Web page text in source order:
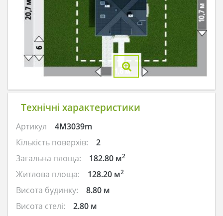
Технічні характеристики
Артикул
4M3039m
Кількість поверхів:
2
Загальна площа:
182.80 м2
Житлова площа: 128.20 м2
Висота будинку:
8.80 м
Висота стелі:
2.80 м